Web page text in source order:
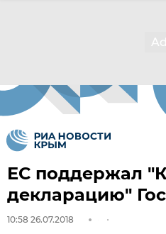
ЕС поддержал
декларацию"
10:58 26.07.2018